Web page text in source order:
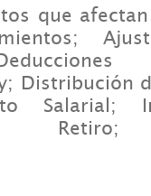
que
Distribución
Salarial;
Retiro;